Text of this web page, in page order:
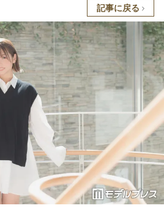
記事に戻る